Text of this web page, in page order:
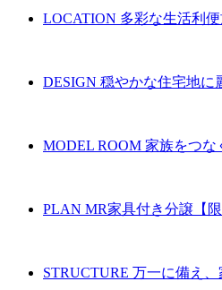
LOCATION 多彩な生活利便
DESIGN 穏やかな住宅地に
MODEL ROOM 家族をつな
PLAN MR家具付き分譲【限
STRUCTURE 万一に備え、